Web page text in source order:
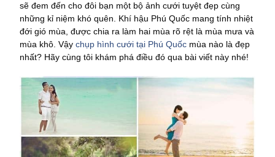
sẽ đem đến cho đôi bạn một bộ ảnh cưới tuyệt đẹp cùng
những kỉ niệm khó quên. Khí hậu Phú Quốc mang tính nhiệt
đới gió mùa, được chia ra làm hai mùa rõ rệt là mùa mưa và
mùa khô. Vậy chụp hình cưới tại Phú Quốc mùa nào là đẹp
nhất? Hãy cùng tôi khám phá điều đó qua bài viết này nhé!